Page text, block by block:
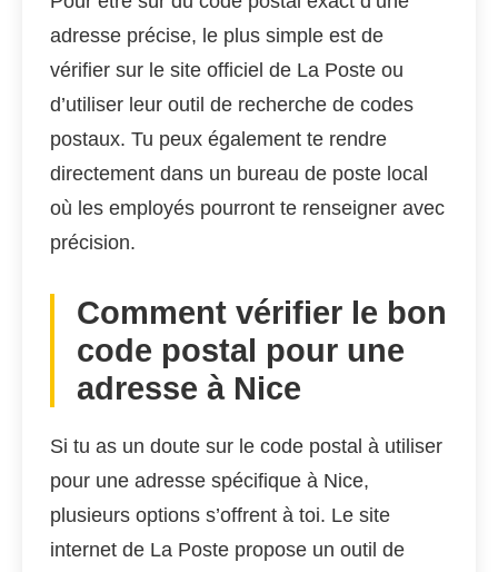
adresse précise, le plus simple est de
vérifier sur le site officiel de La Poste ou
d’utiliser leur outil de recherche de codes
postaux. Tu peux également te rendre
directement dans un bureau de poste local
où les employés pourront te renseigner avec
précision.
Comment vérifier le bon
code postal pour une
adresse à Nice
Si tu as un doute sur le code postal à utiliser
pour une adresse spécifique à Nice,
plusieurs options s’offrent à toi. Le site
internet de La Poste propose un outil de